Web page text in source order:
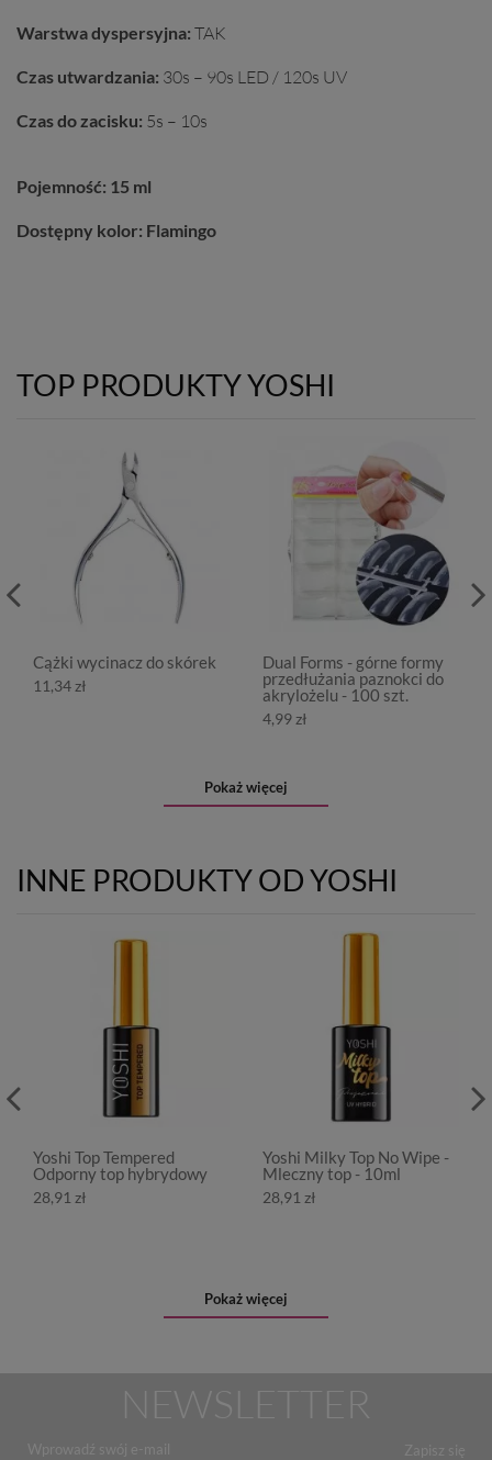
Warstwa dyspersyjna: TAK
Czas utwardzania: 30s – 90s LED / 120s UV
Czas do zacisku: 5s – 10s
Pojemność: 15 ml
Dostępny kolor: Flamingo
TOP PRODUKTY YOSHI
Cążki wycinacz do skórek
11,34 zł
Dual Forms - górne formy
przedłużania paznokci do
akrylożelu - 100 szt.
4,99 zł
Pokaż więcej
INNE PRODUKTY OD YOSHI
Yoshi Top Tempered
Odporny top hybrydowy
28,91 zł
Yoshi Milky Top No Wipe -
Mleczny top - 10ml
28,91 zł
Pokaż więcej
NEWSLETTER
Zapisz się